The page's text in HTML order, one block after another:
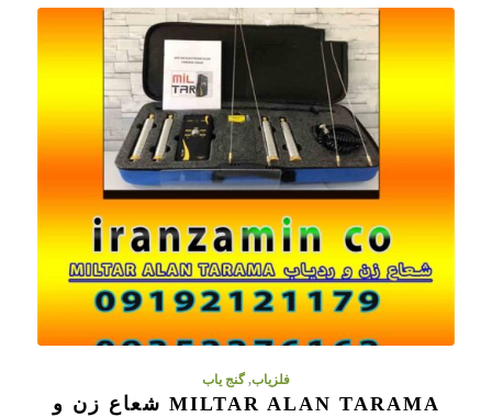
فلزیاب,گنج یاب
MILTAR ALAN TARAMA شعاع زن و